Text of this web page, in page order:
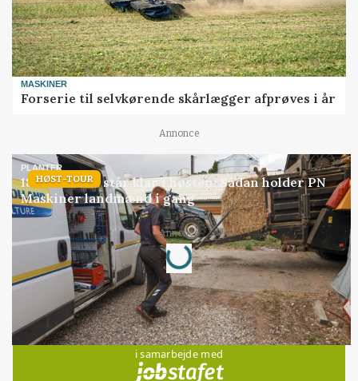
MASKINER
Forserie til selvkørende skårlægger afprøves i år
Annonce
HØST-TOUR
PLANTER
18 montører står klar i høsten: Sådan holder PN
Maskiner landmænd i gang
Annonce
Loading...
Jobs
i samarbejde med